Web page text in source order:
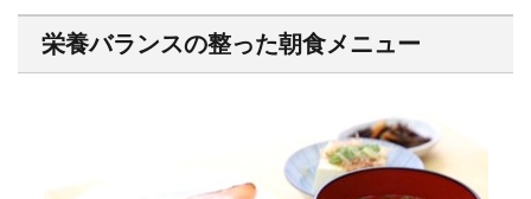
栄養バランスの整った朝食メニュー